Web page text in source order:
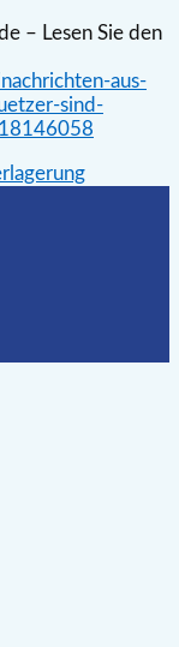
– Lesen Sie den
aus-
sind-